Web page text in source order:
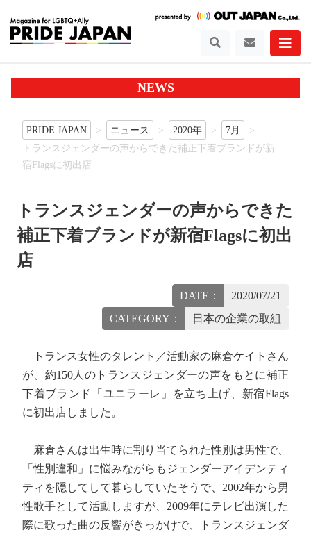
NEWS
PRIDE JAPAN ニュース 2020年
7月
トランスジェンダーの声からできた補正下着ブランドが新
宿Flagsに初出店
トランスジェンダーの声からできた
補正下着ブランドが新宿Flagsに初出
店
DATE：
2020/07/21
CATEGORY：
日本の企業の取組
トランス女性のタレント／活動家の麻倉ケイトさん
が、約150人のトランスジェンダーの声をもとに補正
下着ブランド「ユニラーレ」を立ち上げ、新宿Flags
に初出店しました。
麻倉さんは出生時に割り当てられた性別は男性で、
「性別違和」に悩みながらもジェンダーアイデンティ
ティを隠してして暮らしていたそうで、2002年から男
性歌手として活動しますが、2009年にテレビ出演した
際に歌った曲の反響がきっかけで、トランスジェンダ